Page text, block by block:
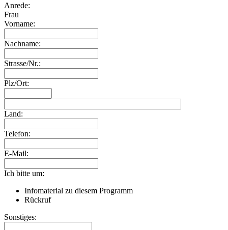
Anrede:
Frau
Vorname:
Nachname:
Strasse/Nr.:
Plz/Ort:
Land:
Telefon:
E-Mail:
Ich bitte um:
Infomaterial zu diesem Programm
Rückruf
Sonstiges: